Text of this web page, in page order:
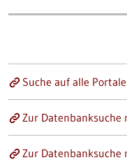
Suche auf alle
Zur Datenbanksuche
Zur Datenbanksuche